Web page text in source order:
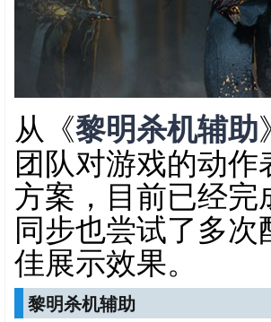
从《黎明杀机辅助
团队对游戏的动
方案，目前已经
同步也尝试了多
佳展示效果。
黎明杀机辅助